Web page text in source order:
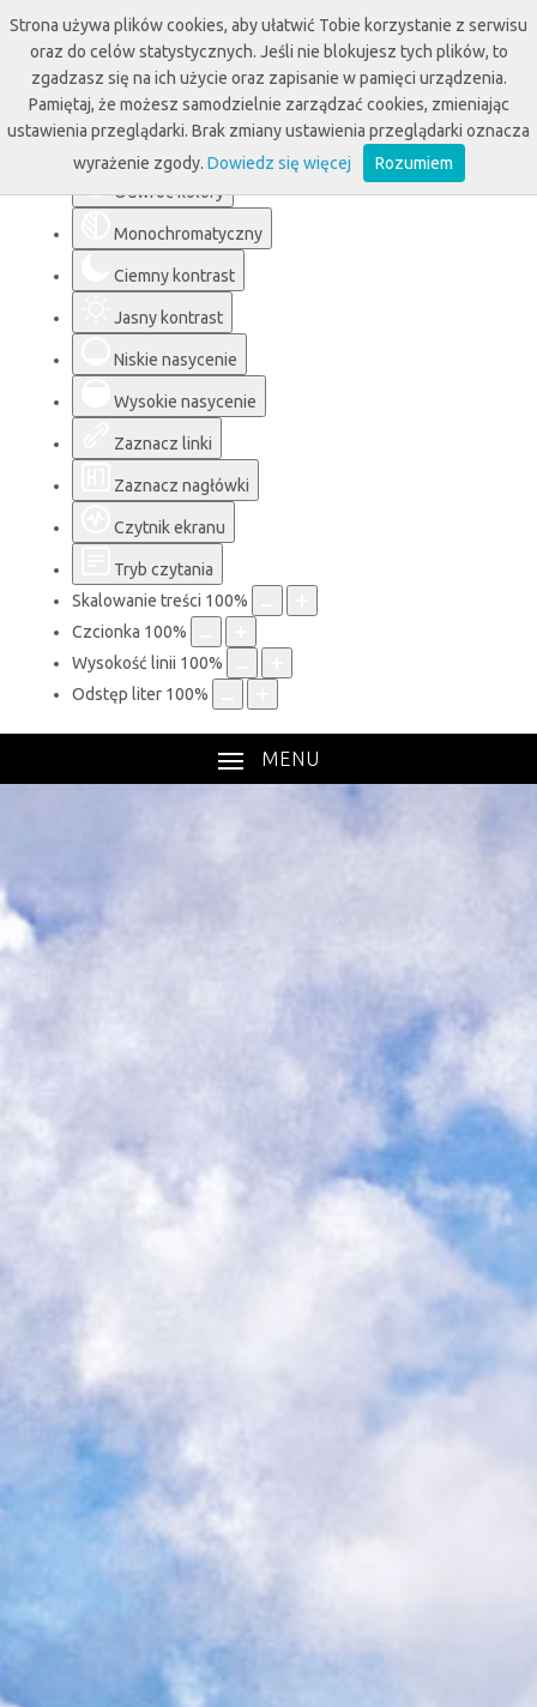
Ułatwienia dostępu
Odwróć kolory
Monochromatyczny
Ciemny kontrast
Jasny kontrast
Niskie nasycenie
Wysokie nasycenie
Zaznacz linki
Zaznacz nagłówki
Czytnik ekranu
Tryb czytania
Skalowanie treści 100%
Czcionka 100%
Wysokość linii 100%
Odstęp liter 100%
MENU
Strona używa plików cookies, aby ułatwić Tobie korzystanie z serwisu
oraz do celów statystycznych. Jeśli nie blokujesz tych plików, to
zgadzasz się na ich użycie oraz zapisanie w pamięci urządzenia.
Pamiętaj, że możesz samodzielnie zarządzać cookies, zmieniając
ustawienia przeglądarki. Brak zmiany ustawienia przeglądarki oznacza
wyrażenie zgody. Dowiedz się więcej Rozumiem